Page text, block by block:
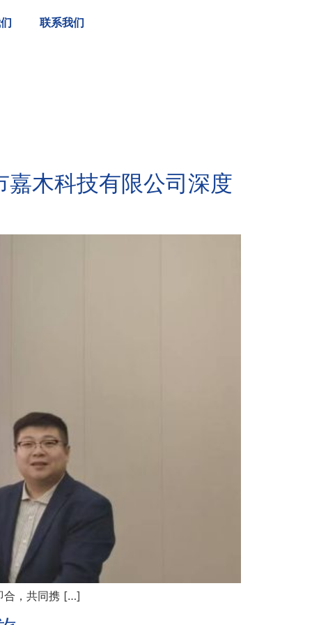
联系我们
木科技有限公司深度
合，共同携 […]